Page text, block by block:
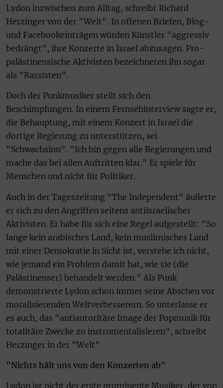
Lydon inzwischen zum Alltag, schreibt Richard
Herzinger von der "Welt". In offenen Briefen, Blog-
und Facebookeinträgen würden Künstler "aggressiv
bedrängt", ihre Konzerte in Israel abzusagen. Pro-
palästinensische Aktivisten bezeichneten ihn sogar
als "Rassisten".
Doch der Punkmusiker stellt sich den
Beschimpfungen. In einem Fernsehinterview sagte er,
die Behauptung, mit einem Konzert in Israel die
dortige Regierung zu unterstützen, sei
"Schwachsinn". "Ich bin gegen alle Regierungen und
mache das bei allen Auftritten klar." Er spiele für
Menschen und nicht für Politiker.
Auch in der Tageszeitung "The Independent" äußerte
er sich zu den Angriffen seitens antiisraelischer
Aktivisten. Er habe für sich eine Regel aufgestellt: "So
lange kein arabisches Land, kein muslimisches Land
mit einer Demokratie in Sicht ist, verstehe ich nicht,
wie jemand ein Problem damit hat, wie sie (die
Palästinenser) behandelt werden." Als Punk
demonstrierte Lydon schon immer seine Abscheu vor
moralisierenden Weltverbesserern. So unterlasse er
es auch, das "antiautoritäre Image der Popmusik für
totalitäre Zwecke zu instrumentalisieren", schreibt
Herzinger in der "Welt".
"Nichts hält uns von den Konzerten ab"
Lydon ist nicht der erste prominente Musiker, der von